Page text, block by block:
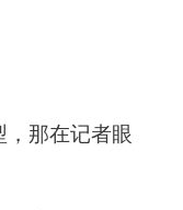
那在记者眼